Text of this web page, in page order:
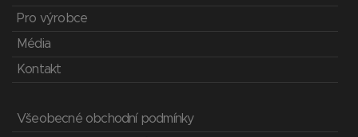
Pro výrobce
Média
Kontakt
Všeobecné obchodní podmínky